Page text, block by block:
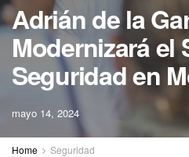
Adrián de la
Modernizará el
Seguridad en
mayo 14, 2024
Home Seguridad